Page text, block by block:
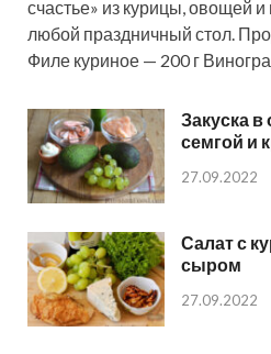
счастье» из курицы, овощей и
любой праздничный стол.
Филе куриное — 200 г
Закуска в
семгой и
27.09.2022
Салат с
сыром
27.09.2022